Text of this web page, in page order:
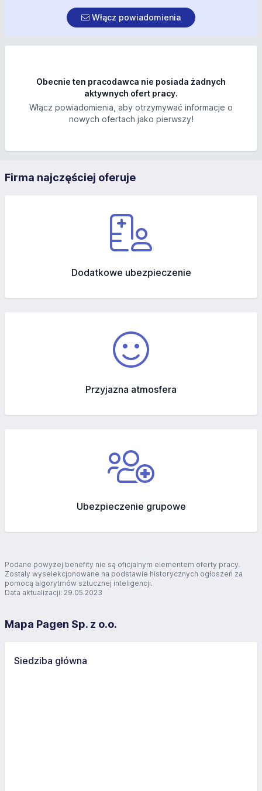
Włącz powiadomienia
Obecnie ten pracodawca nie posiada żadnych
aktywnych ofert pracy.
Włącz powiadomienia, aby otrzymywać informacje o
nowych ofertach jako pierwszy!
Firma najczęściej oferuje
Dodatkowe ubezpieczenie
Przyjazna atmosfera
Ubezpieczenie grupowe
Podane powyżej benefity nie są oficjalnym elementem oferty pracy.
Zostały wyselekcjonowane na podstawie historycznych ogłoszeń za
pomocą algorytmów sztucznej inteligencji.
Data aktualizacji: 29.05.2023
Mapa Pagen Sp. z o.o.
Siedziba główna